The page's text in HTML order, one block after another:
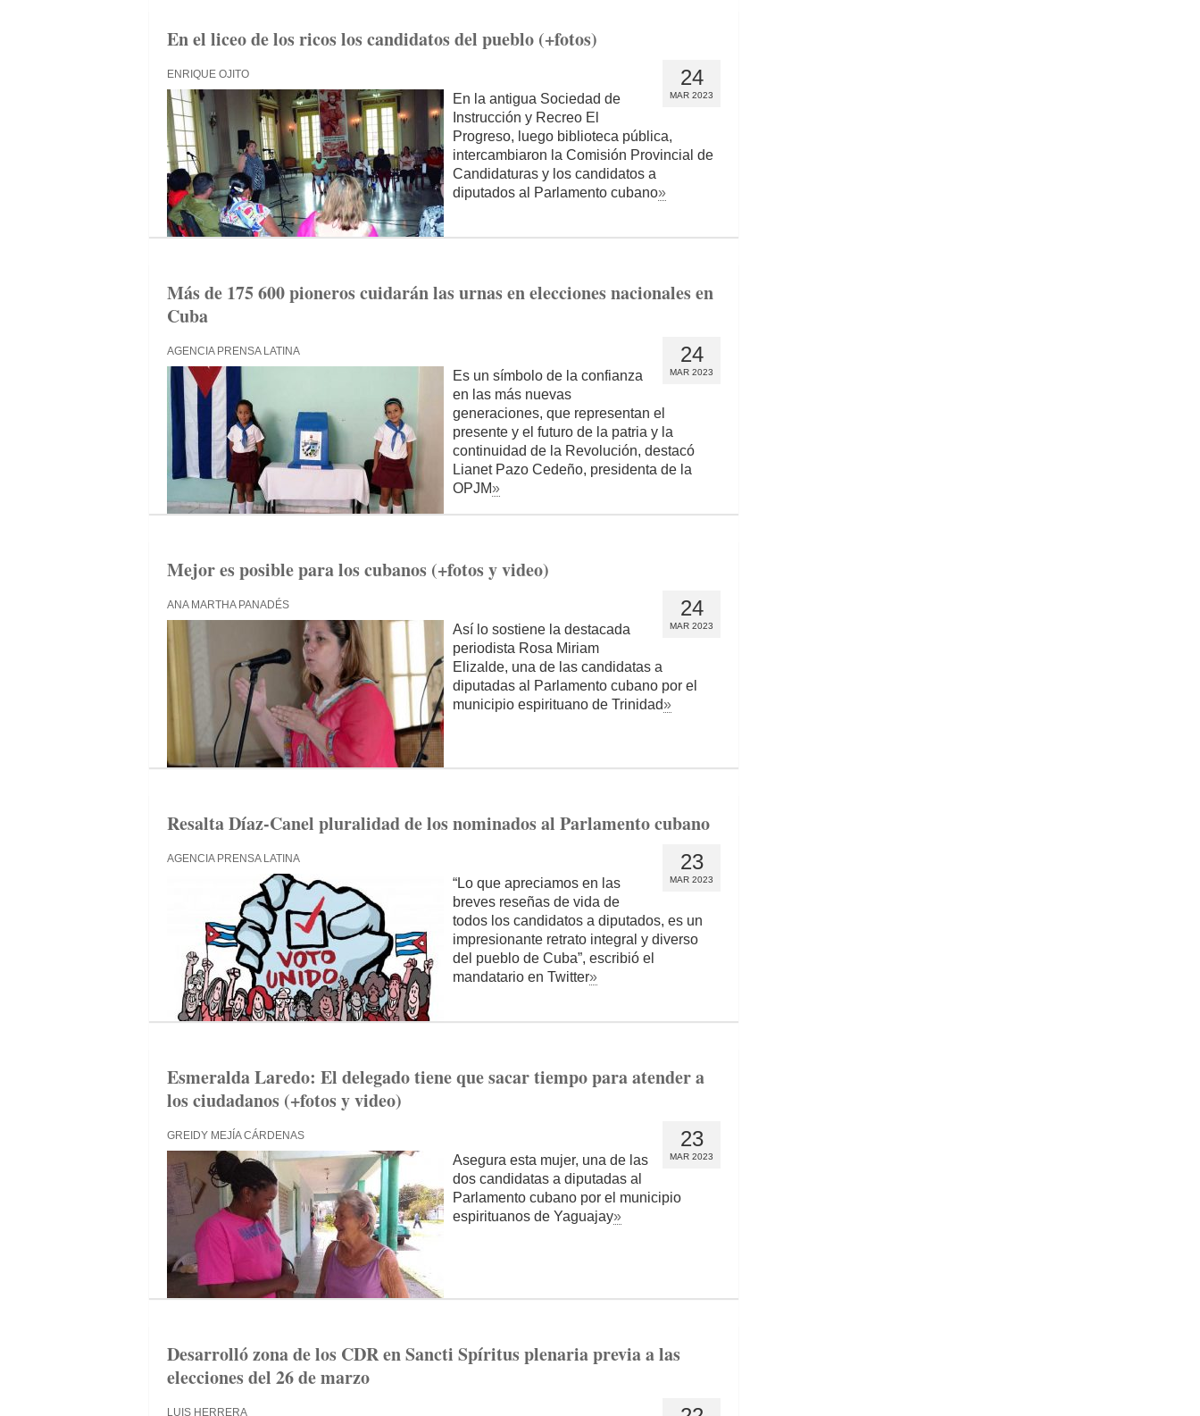
En el liceo de los ricos los candidatos del pueblo (+fotos)
24
MAR 2023
ENRIQUE OJITO
En la antigua Sociedad de
Instrucción y Recreo El
Progreso, luego biblioteca pública,
intercambiaron la Comisión Provincial de
Candidaturas y los candidatos a
diputados al Parlamento cubano»
Más de 175 600 pioneros cuidarán las urnas en elecciones nacionales en
Cuba
24
MAR 2023
AGENCIA PRENSA LATINA
Es un símbolo de la confianza
en las más nuevas
generaciones, que representan el
presente y el futuro de la patria y la
continuidad de la Revolución, destacó
Lianet Pazo Cedeño, presidenta de la
OPJM»
Mejor es posible para los cubanos (+fotos y video)
24
MAR 2023
ANA MARTHA PANADÉS
Así lo sostiene la destacada
periodista Rosa Miriam
Elizalde, una de las candidatas a
diputadas al Parlamento cubano por el
municipio espirituano de Trinidad»
Resalta Díaz-Canel pluralidad de los nominados al Parlamento cubano
23
MAR 2023
AGENCIA PRENSA LATINA
“Lo que apreciamos en las
breves reseñas de vida de
todos los candidatos a diputados, es un
impresionante retrato integral y diverso
del pueblo de Cuba”, escribió el
mandatario en Twitter»
Esmeralda Laredo: El delegado tiene que sacar tiempo para atender a
los ciudadanos (+fotos y video)
23
MAR 2023
GREIDY MEJÍA CÁRDENAS
Asegura esta mujer, una de las
dos candidatas a diputadas al
Parlamento cubano por el municipio
espirituanos de Yaguajay»
Desarrolló zona de los CDR en Sancti Spíritus plenaria previa a las
elecciones del 26 de marzo
LUIS HERRERA